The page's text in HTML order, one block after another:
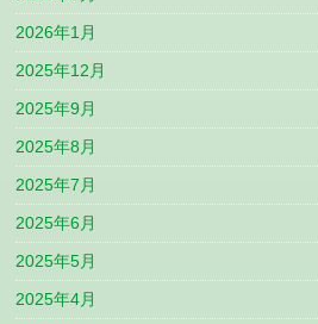
2026年1月
2025年12月
2025年9月
2025年8月
2025年7月
2025年6月
2025年5月
2025年4月